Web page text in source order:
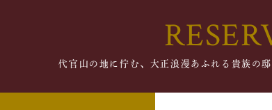
代官山の地に佇む、大正浪漫あふれる貴族の